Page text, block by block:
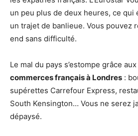
un peu plus de deux heures, ce qui
un trajet de banlieue. Vous pouvez
end sans difficulté.
Le mal du pays s’estompe grâce aux
commerces français à Londres :
supérettes Carrefour Express,
South Kensington… Vous ne serez
dépaysé.